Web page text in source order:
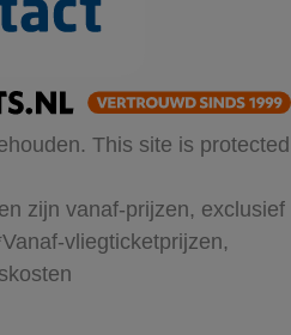
This site is protected
zijn vanaf-prijzen, exclusief
vliegticketprijzen,